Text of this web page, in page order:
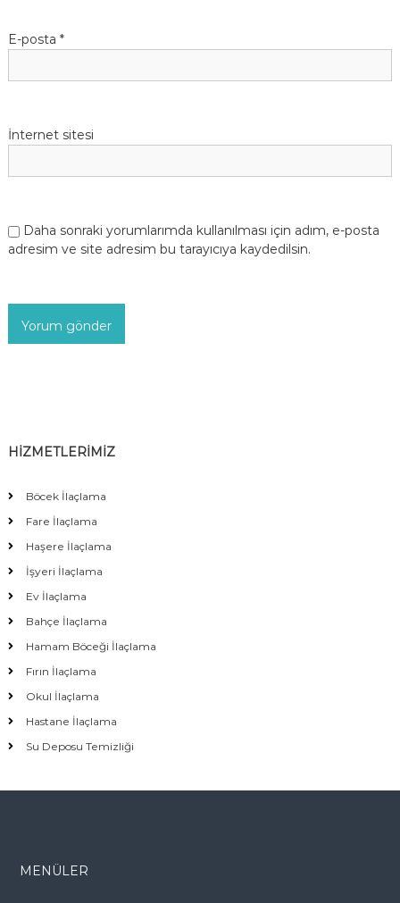
E-posta *
İnternet sitesi
Daha sonraki yorumlarımda kullanılması için adım, e-posta
adresim ve site adresim bu tarayıcıya kaydedilsin.
HİZMETLERİMİZ
Böcek İlaçlama
Fare İlaçlama
Haşere İlaçlama
İşyeri İlaçlama
Ev İlaçlama
Bahçe İlaçlama
Hamam Böceği İlaçlama
Fırın İlaçlama
Okul İlaçlama
Hastane İlaçlama
Su Deposu Temizliği
MENÜLER